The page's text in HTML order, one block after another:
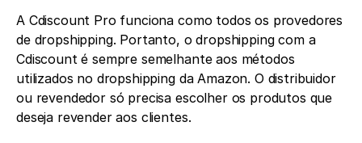
A Cdiscount Pro funciona como todos os provedores
de dropshipping. Portanto, o dropshipping com a
Cdiscount é sempre semelhante aos métodos
utilizados no dropshipping da Amazon. O distribuidor
ou revendedor só precisa escolher os produtos que
deseja revender aos clientes.